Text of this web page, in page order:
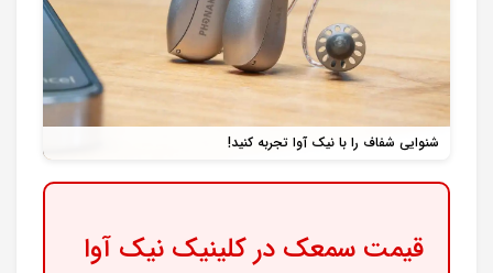
شنوایی شفاف را با نیک آوا تجربه کنید!
قیمت سمعک در کلینیک نیک آوا